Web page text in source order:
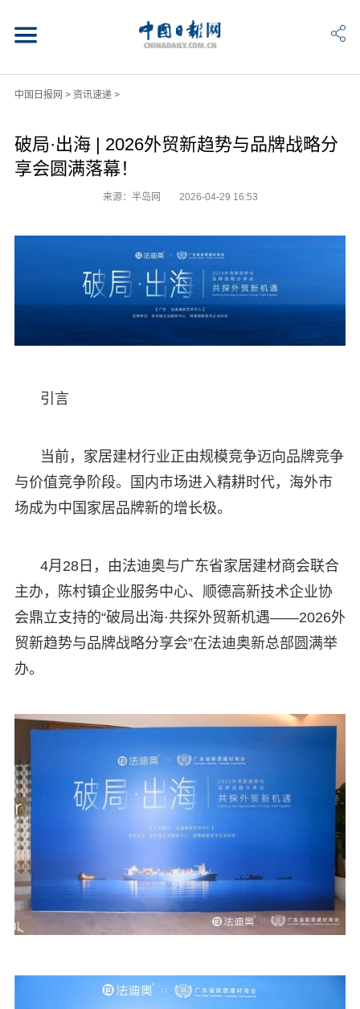
中国日报网 > 资讯速递>
破局·出海 | 2026外贸新趋势与品牌战略分
享会圆满落幕！
来源：半岛网 2026-04-29 16:53
引言
当前，家居建材行业正由规模竞争迈向品牌竞争
与价值竞争阶段。国内市场进入精耕时代，海外市
场成为中国家居品牌新的增长极。
4月28日，由法迪奥与广东省家居建材商会联合
主办，陈村镇企业服务中心、顺德高新技术企业协
会鼎立支持的“破局出海·共探外贸新机遇——2026外
贸新趋势与品牌战略分享会”在法迪奥新总部圆满举
办。